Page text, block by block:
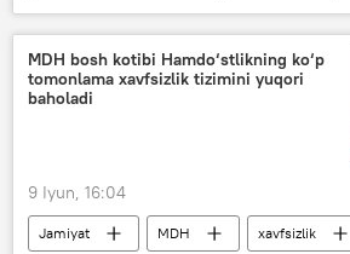
YeOII
YeIK transport
MDH bosh kotibi Hamdo‘stlikning ko‘p
tomonlama xavfsizlik tizimini yuqori
baholadi
9 Iyun, 16:04
Jamiyat MDH
xavfsizlik